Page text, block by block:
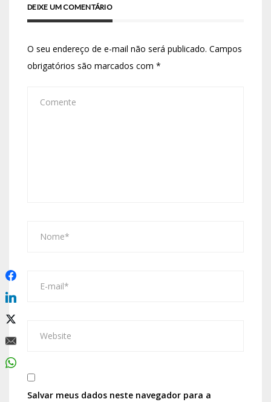
DEIXE UM COMENTÁRIO
O seu endereço de e-mail não será publicado. Campos
obrigatórios são marcados com *
Salvar meus dados neste navegador para a